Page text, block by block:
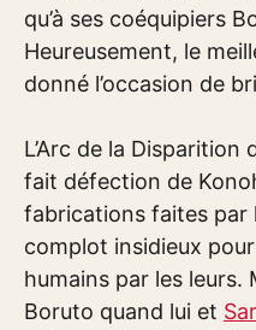
qu’à ses coéquipiers
Heureusement, le
donné l’occasion de
L’Arc de la
fait défection de
fabrications faites par
complot insidieux
humains par les leurs.
Boruto quand lui et